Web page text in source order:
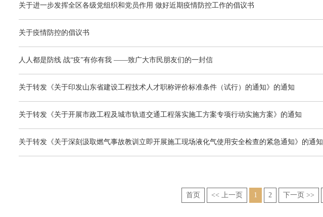
关于进一步发挥全区各级党组织和党员作用 做好近期疫情防控工作的倡议书
关于疫情防控的倡议书
人人都是防线 战“疫”有你有我 ——致广大市民朋友们的一封信
关于转发《关于印发山东省建设工程技术人才职称评价标准条件（试行）的通知》的通知
关于转发《关于开展市政工程及城市轨道交通工程落实施工方案专项行动实施方案》的通知
关于转发《关于深刻汲取燃气事故教训立即开展施工现场液化气使用安全检查的紧急通知》的通知
首页 << 上一页 1 2 下一页 >>